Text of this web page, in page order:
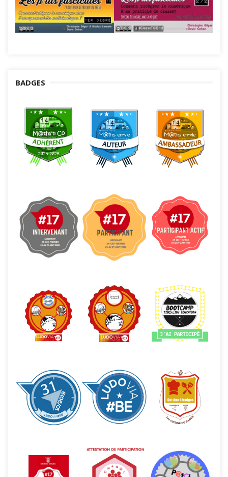
BADGES